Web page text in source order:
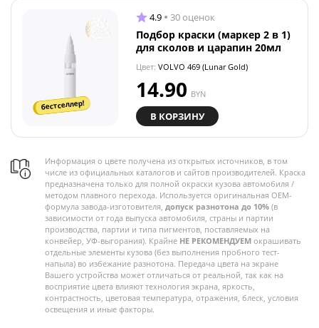
бестселлер!
4.9 30 оценок
Подбор краски (маркер 2 в 1)
для сколов и царапин 20мл
Цвет: VOLVO 469 (Lunar Gold)
14.90 BYN
В КОРЗИНУ
Информация о цвете получена из открытых источников, в том
числе из официальных каталогов и сайтов производителей. Краска
предназначена только для полной окраски кузова автомобиля /
методом плавного перехода. Используется оригинальная OEM-
формула завода-изготовителя, допуск разнотона до 10% (в
зависимости от года выпуска автомобиля, страны и партии
производства, партии и типа пигментов, поставляемых на
конвейер, УФ-выгорания). Крайне НЕ РЕКОМЕНДУЕМ окрашивать
отдельные элементы кузова (без выполнения пробного тест-
напыла) во избежание разнотона. Передача цвета на экране
Вашего устройства может отличаться от реальной, так как на
восприятие цвета влияют технология экрана, яркость,
контрастность, цветовая температура, отражения, блеск, условия
освещения и иные факторы.